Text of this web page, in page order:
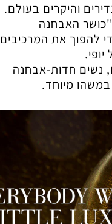
והיקרים בעולם.
האבחנה
להפוך את המרכיבים
נשים חדות-אבחנה
מיוחד.